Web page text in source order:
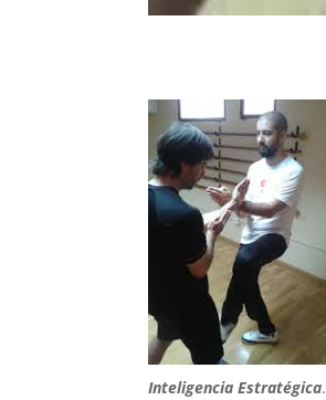
Inteligencia Estratégica.